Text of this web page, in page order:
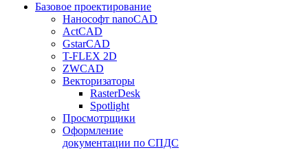
Базовое проектирование
Нанософт nanoCAD
ActCAD
GstarCAD
T-FLEX 2D
ZWCAD
Векторизаторы
RasterDesk
Spotlight
Просмотрщики
Оформление
документации по СПДС